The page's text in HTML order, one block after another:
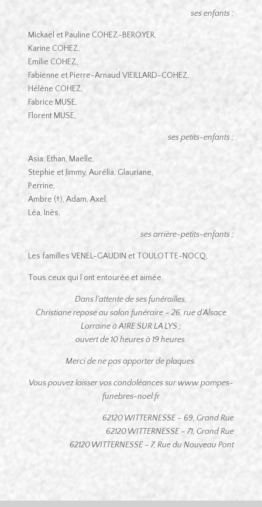
ses enfants ;
Mickaël et Pauline COHEZ-BEROYER,
Karine COHEZ,
Emilie COHEZ,
Fabienne et Pierre-Arnaud VIEILLARD-COHEZ,
Hélène COHEZ,
Fabrice MUSE,
Florent MUSE,
ses petits-enfants ;
Asia, Ethan, Maëlle,
Stephie et Jimmy, Aurélia, Glauriane,
Perrine,
Ambre (†), Adam, Axel,
Léa, Inès,
ses arrière-petits-enfants ;
Les familles VENEL-GAUDIN et TOULOTTE-NOCQ,
Tous ceux qui l’ont entourée et aimée.
Dans l’attente de ses funérailles,
Christiane repose au salon funéraire – 26, rue d’Alsace
Lorraine à AIRE SUR LA LYS ;
ouvert de 10 heures à 19 heures.
Merci de ne pas apporter de plaques.
Vous pouvez laisser vos condoléances sur www.pompes-
funebres-noel.fr
62120 WITTERNESSE – 69, Grand Rue
62120 WITTERNESSE – 71, Grand Rue
62120 WITTERNESSE – 7, Rue du Nouveau Pont